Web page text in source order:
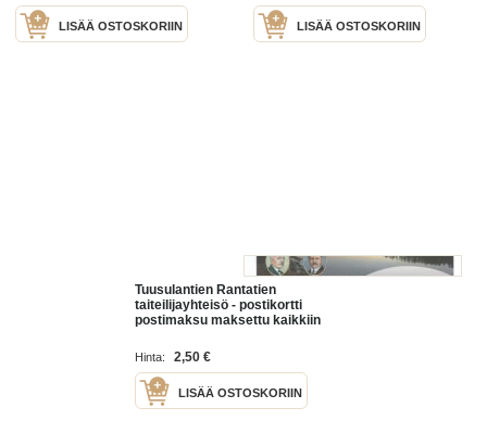
LISÄÄ OSTOSKORIIN LISÄÄ OSTOSKORIIN
Tuusulantien Rantatien
taiteilijayhteisö - postikortti
postimaksu maksettu kaikkiin
Hinta: 2,50 €
LISÄÄ OSTOSKORIIN